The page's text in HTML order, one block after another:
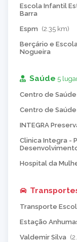
Escola Infantil
Barra
Espm (2.35 km)
Berçário e
Nogueira
Saúde 5
Centro de Saúde
Centro de
INTEGRA
Clinica Integra -
Hospital da
Transporte
Estação
Valdemir Silva